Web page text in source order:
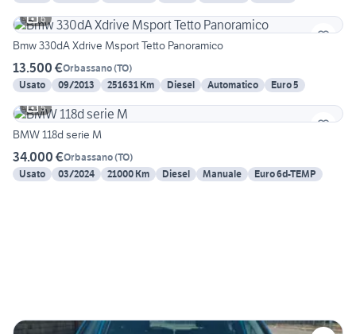
6
Bmw 330dA Xdrive Msport Tetto Panoramico
13.500 €Orbassano(TO)
Usato
09/2013 251631 Km Diesel Automatico
Euro 5
5
BMW 118d serie M
34.000 €Orbassano(TO)
Usato
03/2024 21000 Km Diesel Manuale Euro 6d-TEMP